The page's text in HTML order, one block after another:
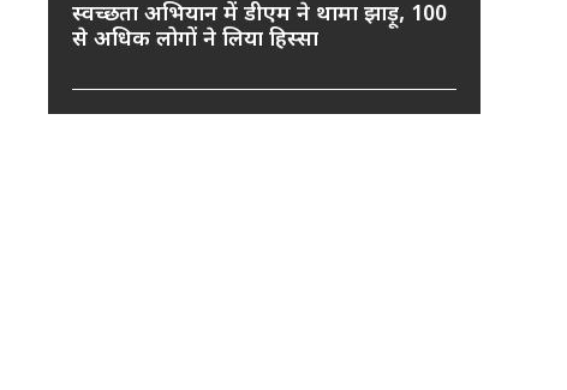
स्वच्छता अभियान में डीएम ने थामा झाड़ू, 100
से अधिक लोगों ने लिया हिस्सा